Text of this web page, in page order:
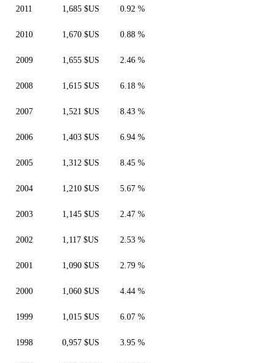
2011 1,685 $US 0.92 %
2010 1,670 $US 0.88 %
2009 1,655 $US 2.46 %
2008 1,615 $US 6.18 %
2007 1,521 $US 8.43 %
2006 1,403 $US 6.94 %
2005 1,312 $US 8.45 %
2004 1,210 $US 5.67 %
2003 1,145 $US 2.47 %
2002 1,117 $US 2.53 %
2001 1,090 $US 2.79 %
2000 1,060 $US 4.44 %
1999 1,015 $US 6.07 %
1998 0,957 $US 3.95 %